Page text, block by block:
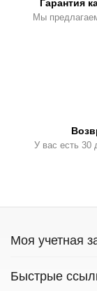
Гарантия
Мы
У вас есть 30
Моя учетная
Быстрые